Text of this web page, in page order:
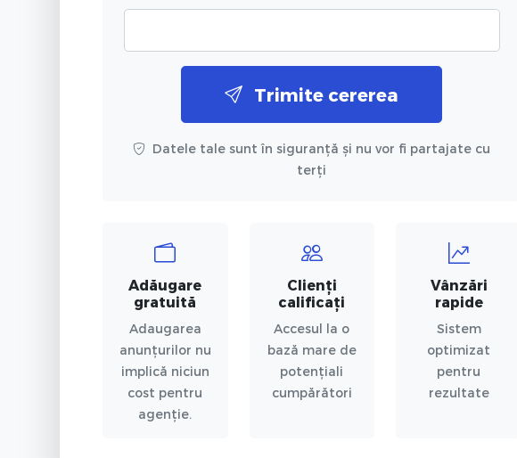
Trimite cererea
Datele tale sunt în siguranță și nu vor fi partajate cu
terți
Adăugare
gratuită
Adaugarea
anunțurilor nu
implică niciun
cost pentru
agenție.
Clienți
calificați
Accesul la o
bază mare de
potențiali
cumpărători
Vânzări
rapide
Sistem
optimizat
pentru
rezultate